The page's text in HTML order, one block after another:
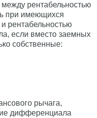
рентабельностью
при имеющихся
рентабельностью
если вместо заемных
собственные:
рычага,
дифференциала